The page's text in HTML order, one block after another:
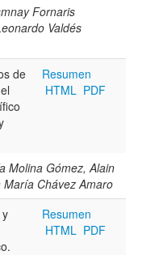
Fornaris
Valdés
de
Resumen
HTML PDF
Molina Gómez, Alain
Chávez Amaro
Resumen
HTML PDF